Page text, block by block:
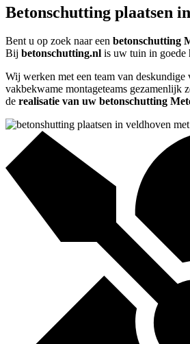
Betonschutting plaatsen
Bent u op zoek naar een betonschutting
Bij betonschutting.nl is uw tuin in goede
Wij werken met een team van deskundige
vakbekwame montageteams gezamenlijk
de realisatie van uw betonschutting